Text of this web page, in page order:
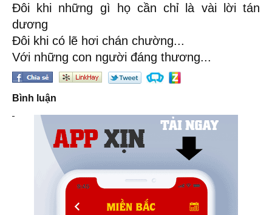
Đôi khi những gì họ cần chỉ là vài lời tán
dương
Đôi khi có lẽ hơi chán chường...
Với những con người đáng thương...
Bình luận